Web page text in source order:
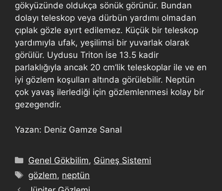
gökyüzünde oldukça sönük görünür. Bundan
dolayı teleskop veya dürbün yardımı olmadan
çıplak gözle ayırt edilemez. Küçük bir teleskop
yardımıyla ufak, yeşilimsi bir yuvarlak olarak
görülür. Uydusu Triton ise 13.5 kadir
parlaklığıyla ancak 20 cm’lik teleskoplar ile ve en
iyi gözlem koşulları altında görülebilir. Neptün
çok yavaş ilerlediği için gözlemlenmesi kolay bir
gezegendir.
Yazan: Deniz Gamze Sanal
Genel Gökbilim, Güneş Sistemi
gözlem, neptün